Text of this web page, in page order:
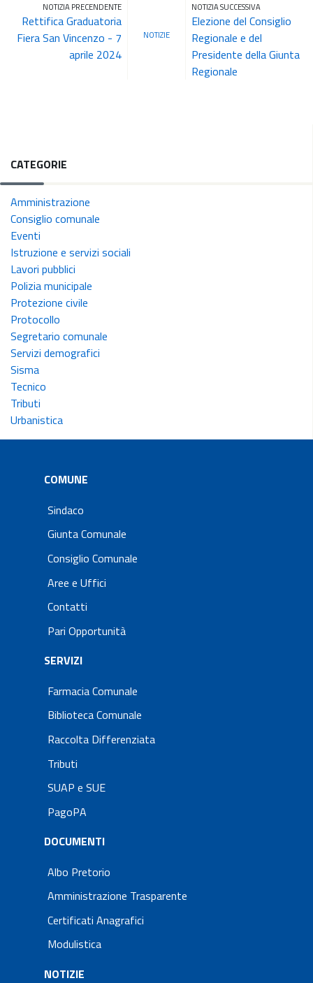
NOTIZIA PRECENDENTE
Rettifica Graduatoria
Fiera San Vincenzo - 7
aprile 2024
NOTIZIE
NOTIZIA SUCCESSIVA
Elezione del Consiglio
Regionale e del
Presidente della Giunta
Regionale
CATEGORIE
Amministrazione
Consiglio comunale
Eventi
Istruzione e servizi sociali
Lavori pubblici
Polizia municipale
Protezione civile
Protocollo
Segretario comunale
Servizi demografici
Sisma
Tecnico
Tributi
Urbanistica
COMUNE
Sindaco
Giunta Comunale
Consiglio Comunale
Aree e Uffici
Contatti
Pari Opportunità
SERVIZI
Farmacia Comunale
Biblioteca Comunale
Raccolta Differenziata
Tributi
SUAP e SUE
PagoPA
DOCUMENTI
Albo Pretorio
Amministrazione Trasparente
Certificati Anagrafici
Modulistica
NOTIZIE